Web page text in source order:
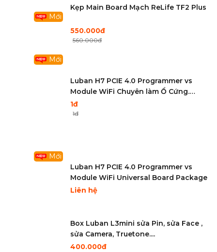
Mới
Kẹp Main Board Mạch ReLife TF2 Plus
550.000đ
560.000đ
Mới
Luban H7 PCIE 4.0 Programmer vs
Module WiFi Chuyên làm Ổ Cứng.
WiFi...iPhone. iPad. Macbook. iMac
1đ
1đ
Mới
Luban H7 PCIE 4.0 Programmer vs
Module WiFi Universal Board Package
Liên hệ
Box Luban L3mini sửa Pin, sửa Face ,
sửa Camera, Truetone....
400.000đ